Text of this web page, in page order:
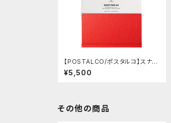
【POSTALCO/ポスタルコ】スナッ
プパッド SQ A4 (Signal Red)
¥5,500
その他の商品